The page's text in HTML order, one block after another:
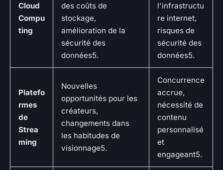
Cloud
Compu
ting
des coûts de
stockage,
amélioration de la
sécurité des
données5.
l'infrastructu
re internet,
risques de
sécurité des
données5.
Platefo
rmes
de
Strea
ming
Nouvelles
opportunités pour les
créateurs,
changements dans
les habitudes de
visionnage5.
Concurrence
accrue,
nécessité de
contenu
personnalisé
et
engageant5.